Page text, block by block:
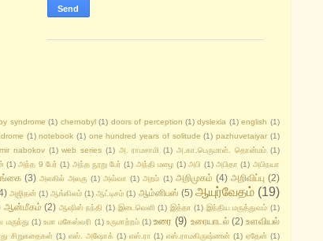
syndrome (1) chernobyl (1) doors of perception (1) dyslexia (1) english (1)
(1) notebook (1) one hundred years of solitude (1) pazhuvetaiyar (1)
nabokov (1) web series (1) அ. ராமசாமி (1) அ.கா.பெருமாள். தொன்மம் (1)
(1) அந்த 9 பேர் (1) அந்த நூறு பேர் (1) அந்தி மழை (1) அபி (1) அபிதா (1) அபிநயா
(3) அலகில் அலகு (1) அவ்வா (1) அறம் (1) அறிமுகம் (4) அறிவிப்பு (2)
அஜிதன் (1) ஆங்கிலம் (1) ஆட்டிசம் (1) ஆம்னிபஸ் (5) ஆயுர்வேதம் (19)
ஆன்மீகம் (2) ஆஷிஸ் நந்தி (1) இடைவெளி (1) இத்தா (1) இந்திய மருத்துவம் (1)
(1) உமா மகேஸ்வரி (1) உருமாற்றம் (1) உரை (9) உரையாடல் (2) உளவியல்
சிறுகதைகள் (1) எஸ். அஷோக் (1) எஸ்.ரா (1) எஸ்.ராமகிருஷ்ணன் (1) ஏதேன் (1)